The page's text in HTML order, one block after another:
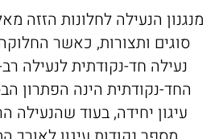
HORIZON
VISION
VILLAGE
קירות מסך
פרוייקטים
בנייה פרטית
בנייה רוויה
חלונות אלומיניום
חלונות בלגים
ALUG Masters
מנגנון הנעילה לחלונות הזזה
סוגים ותצורות, כאשר
נעילה חד-נקודתית לנעילה
החד-נקודתית הינה הפתרון
עיגון יחידה, בעוד שהנעילה